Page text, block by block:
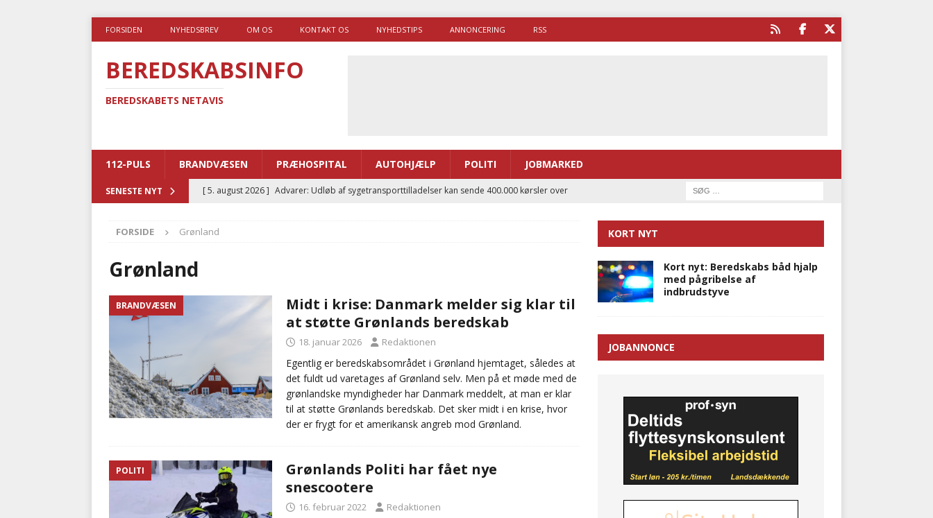
FORSIDEN NYHEDSBREV OM OS KONTAKT OS NYHEDSTIPS ANNONCERING RSS
BEREDSKABSINFO
BEREDSKABETS NETAVIS
112-PULS BRANDVÆSEN PRÆHOSPITAL AUTOHJÆLP POLITI JOBMARKED
SENESTE NYT [ 5. august 2026 ] Advarer: Udløb af sygetransporttilladelser kan sende 400.000 kørsler over
[ 5. august 2026 ]
[ 4. august 2026 ]
Ny treårig politiuddannelse skal ruste betjentene til mere kompleks
BRANDVÆSEN
FORSIDE Grønland
Grønland
BRANDVÆSEN
Midt i krise: Danmark melder sig klar til
at støtte Grønlands beredskab
18. januar 2026 Redaktionen
Egentlig er beredskabsområdet i Grønland hjemtaget, således at
det fuldt ud varetages af Grønland selv. Men på et møde med de
grønlandske myndigheder har Danmark meddelt, at man er klar
til at støtte Grønlands beredskab. Det sker midt i en krise, hvor
der er frygt for et amerikansk angreb mod Grønland.
POLITI
Grønlands Politi har fået nye
snescootere
16. februar 2022 Redaktionen
KORT NYT
Kort nyt: Beredskabs båd hjalp
med pågribelse af
indbrudstyve
JOBANNONCE